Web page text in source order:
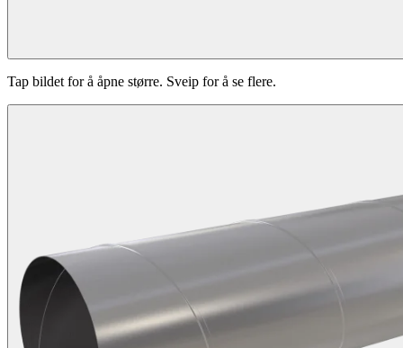
Tap bildet for å åpne større. Sveip for å se flere.